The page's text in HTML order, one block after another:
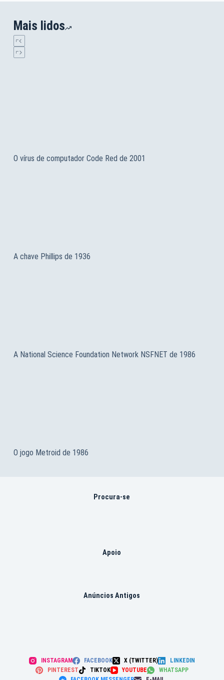
Mais lidos
O vírus de computador Code Red de 2001
A chave Phillips de 1936
A National Science Foundation Network NSFNET de 1986
O jogo Metroid de 1986
Procura-se
Apoio
Anúncios Antigos
INSTAGRAM FACEBOOK X (TWITTER)
LINKEDIN
PINTEREST
TIKTOK YOUTUBE
WHATSAPP